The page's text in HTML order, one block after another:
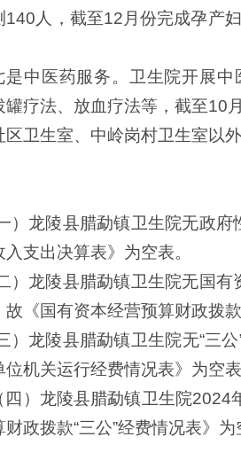
140人，截至12月份完成孕产
是中医药服务。卫生院开展
罐疗法、放血疗法等，截至10
区卫生室、中岭岗村卫生室以
）龙陵县腊勐镇卫生院无政
入支出决算表》为空表。
）龙陵县腊勐镇卫生院无国
故《国有资本经营预算财政拨
）龙陵县腊勐镇卫生院无“三
位机关运行经费情况表》为空
四）龙陵县腊勐镇卫生院2024
财政拨款“三公”经费情况表》为